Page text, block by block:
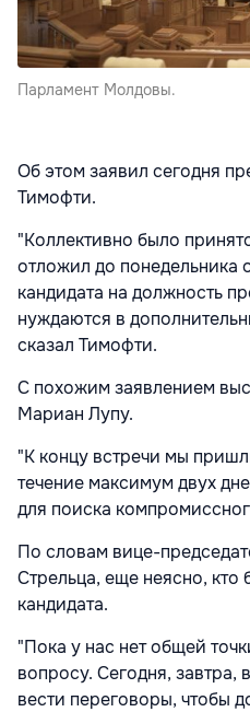
Парламент Молдовы.
Об этом заявил сегодня
Тимофти.
"Коллективно было
отложил до понедельника
кандидата на должность
нуждаются в
сказал Тимофти.
С похожим заявлением
Мариан Лупу.
"К концу встречи мы
течение максимум двух
для поиска
По словам вице-
Стрельца, еще неясно, кто
кандидата.
"Пока у нас нет общей
вопросу. Сегодня,
вести переговоры, чтобы